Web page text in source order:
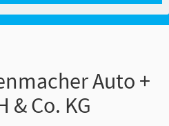
Auto +
& Co. KG